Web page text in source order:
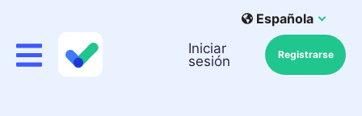
Española
Iniciar
sesión
Registrarse